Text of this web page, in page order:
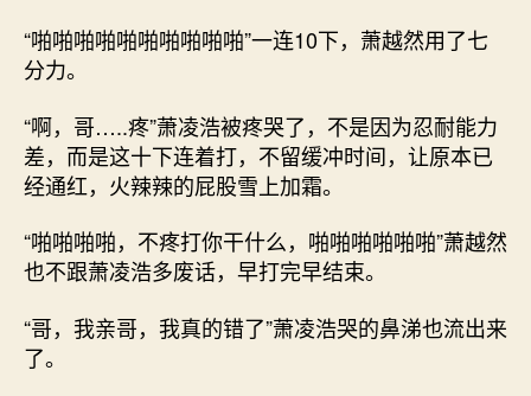
“啪啪啪啪啪啪啪啪啪啪”一连10下，萧越然用了七
分力。
“啊，哥…..疼”萧凌浩被疼哭了，不是因为忍耐能力
差，而是这十下连着打，不留缓冲时间，让原本已
经通红，火辣辣的屁股雪上加霜。
“啪啪啪啪，不疼打你干什么，啪啪啪啪啪啪”萧越然
也不跟萧凌浩多废话，早打完早结束。
“哥，我亲哥，我真的错了”萧凌浩哭的鼻涕也流出来
了。